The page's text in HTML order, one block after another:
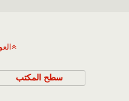
سطح المكتب